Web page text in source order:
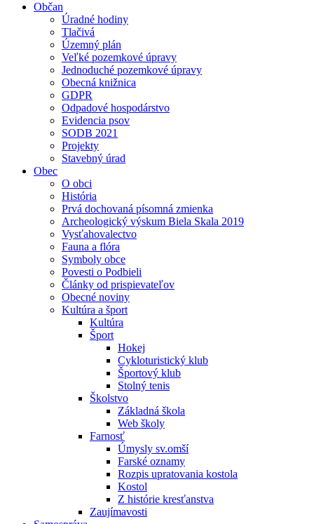
Občan
Úradné hodiny
Tlačivá
Územný plán
Veľké pozemkové úpravy
Jednoduché pozemkové úpravy
Obecná knižnica
GDPR
Odpadové hospodárstvo
Evidencia psov
SODB 2021
Projekty
Stavebný úrad
Obec
O obci
História
Prvá dochovaná písomná zmienka
Archeologický výskum Biela Skala 2019
Vysťahovalectvo
Fauna a flóra
Symboly obce
Povesti o Podbieli
Články od prispievateľov
Obecné noviny
Kultúra a šport
Kultúra
Šport
Hokej
Cykloturistický klub
Športový klub
Stolný tenis
Školstvo
Základná škola
Web školy
Farnosť
Úmysly sv.omší
Farské oznamy
Rozpis upratovania kostola
Kostol
Z histórie kresťanstva
Zaujímavosti